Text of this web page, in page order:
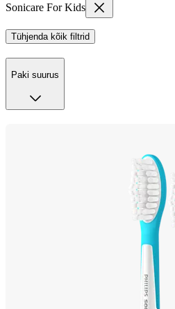
Sonicare For Kids
Tühjenda kõik filtrid
Paki suurus